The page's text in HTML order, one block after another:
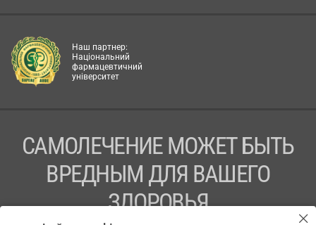
Наш партнер:
Національний
фармацевтичний
університет
САМОЛЕЧЕНИЕ МОЖЕТ БЫТЬ
ВРЕДНЫМ ДЛЯ ВАШЕГО
ЗДОРОВЬЯ